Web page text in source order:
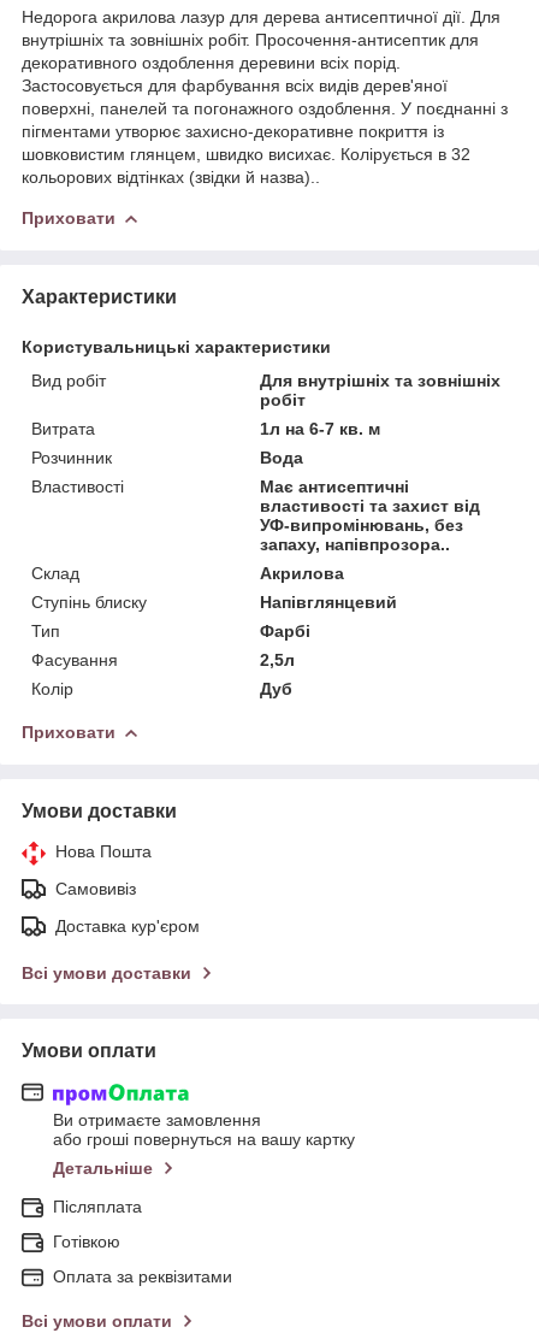
Недорога акрилова лазур для дерева антисептичної дії. Для
внутрішніх та зовнішніх робіт. Просочення-антисептик для
декоративного оздоблення деревини всіх порід.
Застосовується для фарбування всіх видів дерев'яної
поверхні, панелей та погонажного оздоблення. У поєднанні з
пігментами утворює захисно-декоративне покриття із
шовковистим глянцем, швидко висихає. Колірується в 32
кольорових відтінках (звідки й назва)..
Приховати
Характеристики
Користувальницькі характеристики
Вид робіт
Для внутрішніх та зовнішніх
робіт
Витрата
1л на 6-7 кв. м
Розчинник
Вода
Властивості
Має антисептичні
властивості та захист від
УФ-випромінювань, без
запаху, напівпрозора..
Склад
Акрилова
Ступінь блиску
Напівглянцевий
Тип
Фарбі
Фасування
2,5л
Колір
Дуб
Приховати
Умови доставки
Нова Пошта
Самовивіз
Доставка кур'єром
Всі умови доставки
Умови оплати
Ви отримаєте замовлення
або гроші повернуться на вашу картку
Детальніше
Післяплата
Готівкою
Оплата за реквізитами
Всі умови оплати